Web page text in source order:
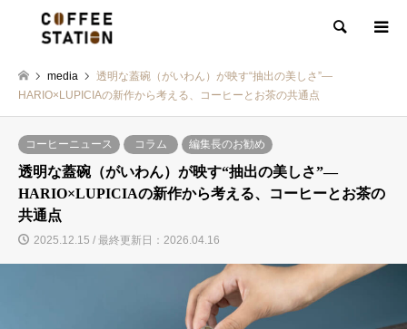
検索
media
透明な蓋碗（がいわん）が映す“抽出の美しさ”—
HARIO×LUPICIAの新作から考える、コーヒーとお茶の共通点
コーヒーニュース コラム 編集長のお勧め
透明な蓋碗（がいわん）が映す“抽出の美しさ”—
HARIO×LUPICIAの新作から考える、コーヒーとお茶の
共通点
2025.12.15 / 最終更新日：2026.04.16